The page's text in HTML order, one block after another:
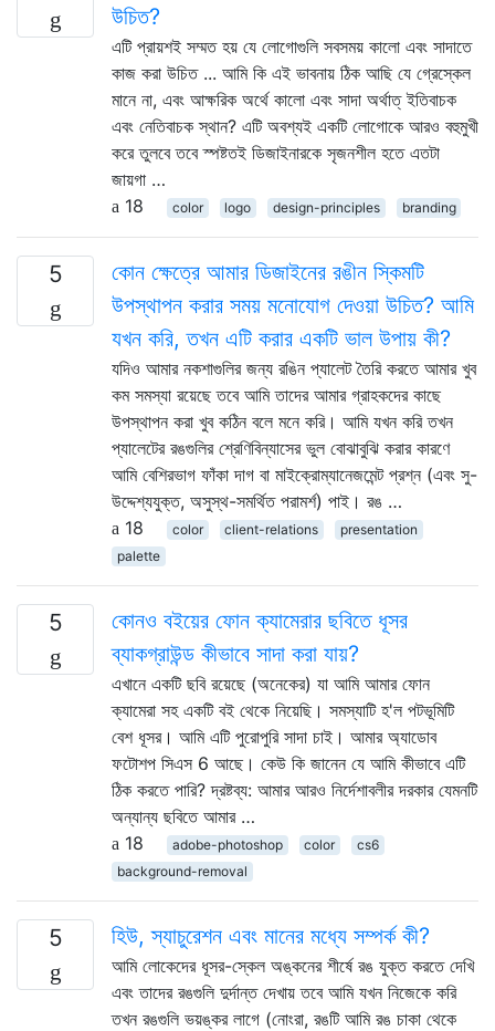
উচিত?
এটি প্রায়শই সম্মত হয় যে লোগোগুলি সবসময় কালো এবং সাদাতে
কাজ করা উচিত ... আমি কি এই ভাবনায় ঠিক আছি যে গ্রেস্কেল
মানে না, এবং আক্ষরিক অর্থে কালো এবং সাদা অর্থাত্ ইতিবাচক
এবং নেতিবাচক স্থান? এটি অবশ্যই একটি লোগোকে আরও বহুমুখী
করে তুলবে তবে স্পষ্টতই ডিজাইনারকে সৃজনশীল হতে এতটা
জায়গা …
18
color logo design-principles branding
5
কোন ক্ষেত্রে আমার ডিজাইনের রঙীন স্কিমটি
উপস্থাপন করার সময় মনোযোগ দেওয়া উচিত? আমি
যখন করি, তখন এটি করার একটি ভাল উপায় কী?
যদিও আমার নকশাগুলির জন্য রঙিন প্যালেট তৈরি করতে আমার খুব
কম সমস্যা রয়েছে তবে আমি তাদের আমার গ্রাহকদের কাছে
উপস্থাপন করা খুব কঠিন বলে মনে করি। আমি যখন করি তখন
প্যালেটের রঙগুলির শ্রেণিবিন্যাসের ভুল বোঝাবুঝি করার কারণে
আমি বেশিরভাগ ফাঁকা দাগ বা মাইক্রোম্যানেজমেন্ট প্রশ্ন (এবং সু-
উদ্দেশ্যযুক্ত, অসুস্থ-সমর্থিত পরামর্শ) পাই। রঙ …
18
color client-relations
presentation
palette
5
কোনও বইয়ের ফোন ক্যামেরার ছবিতে ধূসর
ব্যাকগ্রাউন্ড কীভাবে সাদা করা যায়?
এখানে একটি ছবি রয়েছে (অনেকের) যা আমি আমার ফোন
ক্যামেরা সহ একটি বই থেকে নিয়েছি। সমস্যাটি হ'ল পটভূমিটি
বেশ ধূসর। আমি এটি পুরোপুরি সাদা চাই। আমার অ্যাডোব
ফটোশপ সিএস 6 আছে। কেউ কি জানেন যে আমি কীভাবে এটি
ঠিক করতে পারি? দ্রষ্টব্য: আমার আরও নির্দেশাবলীর দরকার যেমনটি
অন্যান্য ছবিতে আমার …
18
adobe-photoshop color
cs6
background-removal
5 হিউ, স্যাচুরেশন এবং মানের মধ্যে সম্পর্ক কী?
আমি লোকেদের ধূসর-স্কেল অঙ্কনের শীর্ষে রঙ যুক্ত করতে দেখি
এবং তাদের রঙগুলি দুর্দান্ত দেখায় তবে আমি যখন নিজেকে করি
তখন রঙগুলি ভয়ঙ্কর লাগে (নোংরা, রঙটি আমি রঙ চাকা থেকে